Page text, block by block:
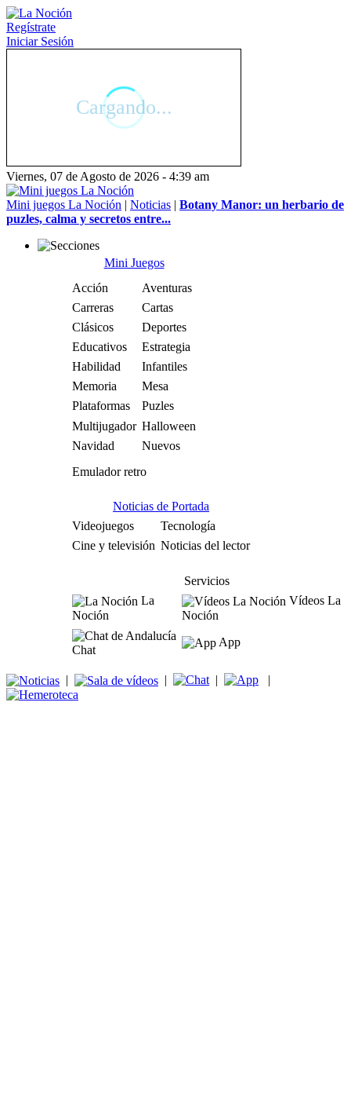
Regístrate
Iniciar Sesión
Viernes, 07 de Agosto de 2026 - 4:39 am
Mini juegos La Noción | Noticias | Botany Manor: un herbario de
puzles, calma y secretos entre...
Mini Juegos
Acción
Aventuras
Carreras
Cartas
Clásicos
Deportes
Educativos
Estrategia
Habilidad
Infantiles
Memoria
Mesa
Plataformas
Puzles
Multijugador Halloween
Navidad
Nuevos
Emulador retro
Noticias de Portada
Videojuegos
Tecnología
Cine y televisión Noticias del lector
Servicios
La
Noción
Vídeos La
Noción
Chat
App
| | | |